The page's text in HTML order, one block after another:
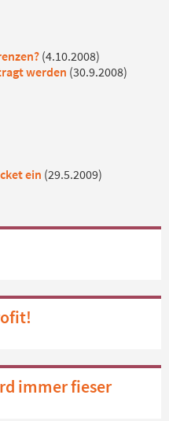
(4.10.2008)
werden (30.9.2008)
ein (29.5.2009)
immer fieser